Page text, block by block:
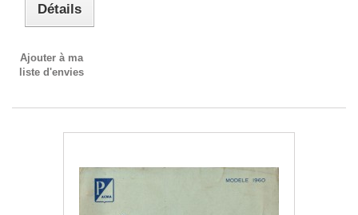
Détails
Ajouter à ma
liste d'envies